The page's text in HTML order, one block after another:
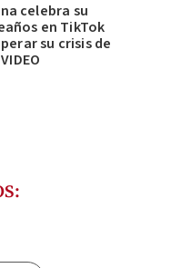
celebra su
en TikTok
su crisis de